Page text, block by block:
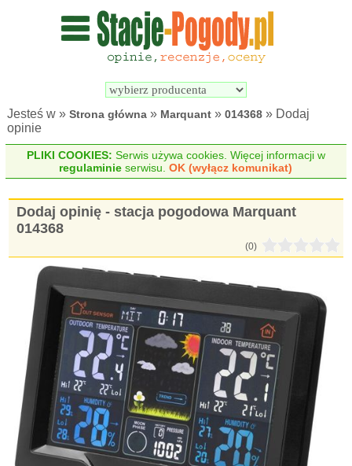
Wyszukiwarka
pogodowych
Jesteś w »Strona główna » Marquant »014368 » Dodaj
opinie
PLIKI COOKIES: Serwis używa cookies. Więcej informacji w
regulaminie serwisu.OK (wyłącz komunikat)
Dodaj opinię - stacja pogodowa Marquant
014368
(0)